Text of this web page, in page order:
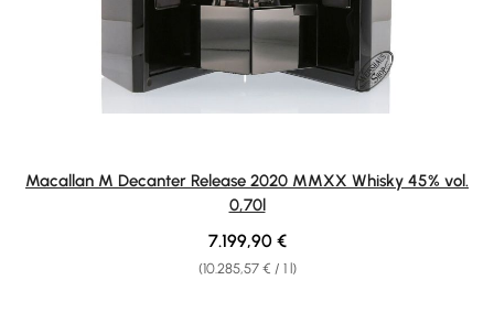
Macallan M Decanter Release 2020 MMXX Whisky 45% vol.
0,70l
(10.285,57 € / 1 l)
Regular price:
7.199,90 €